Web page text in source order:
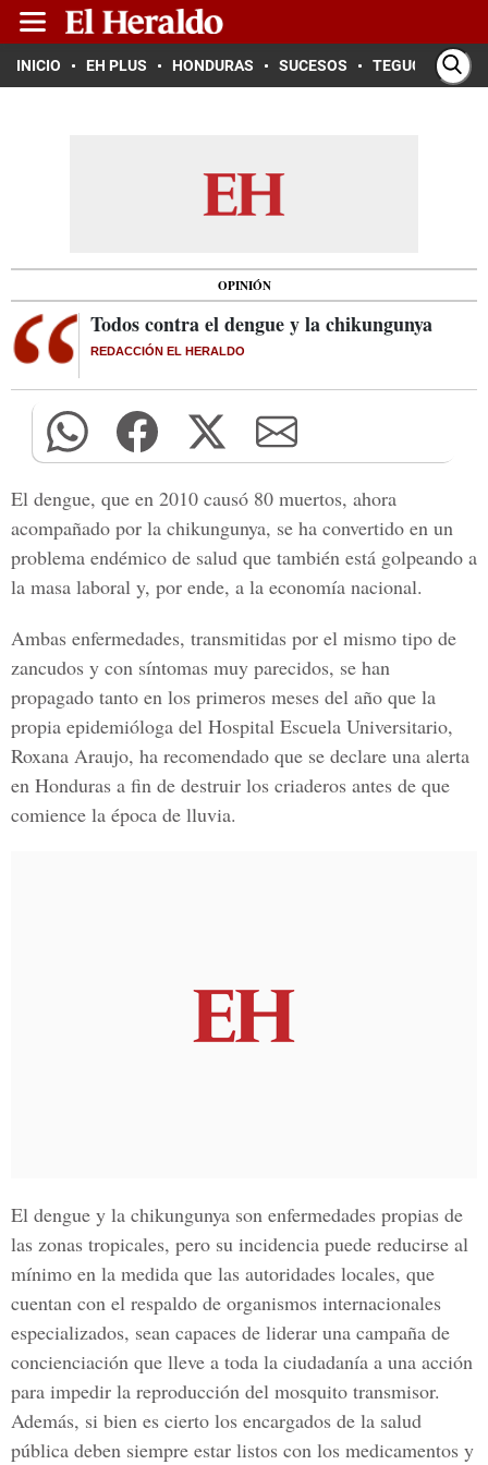
INICIO EH PLUS HONDURAS SUCESOS TEGUCIGALPA
OPINIÓN
Todos contra el dengue y la chikungunya
REDACCIÓN EL HERALDO
El dengue, que en 2010 causó 80 muertos, ahora
acompañado por la chikungunya, se ha convertido en un
problema endémico de salud que también está golpeando a
la masa laboral y, por ende, a la economía nacional.
Ambas enfermedades, transmitidas por el mismo tipo de
zancudos y con síntomas muy parecidos, se han
propagado tanto en los primeros meses del año que la
propia epidemióloga del Hospital Escuela Universitario,
Roxana Araujo, ha recomendado que se declare una alerta
en Honduras a fin de destruir los criaderos antes de que
comience la época de lluvia.
El dengue y la chikungunya son enfermedades propias de
las zonas tropicales, pero su incidencia puede reducirse al
mínimo en la medida que las autoridades locales, que
cuentan con el respaldo de organismos internacionales
especializados, sean capaces de liderar una campaña de
concienciación que lleve a toda la ciudadanía a una acción
para impedir la reproducción del mosquito transmisor.
Además, si bien es cierto los encargados de la salud
pública deben siempre estar listos con los medicamentos y